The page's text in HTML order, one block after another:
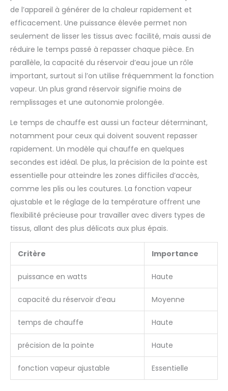
à sec pour une finition
parfaite ou mode vapeur
(0,4 g/poussée) pour les
plis tenaces. Son
réservoir caché de 50
mL en fait un
défroisseur pratique
pour tous les textiles. La
semelle en titane glisse
sur soie, coton et lin
comme un fer à
repasser couture haut
de gamme. Des
Ultra-Compact – L’Allié
des Voyageurs &
Créatifs: Avec seulement
0,33 kg et une poignée
pliable, ce mini fer à
repasser tient dans un
sac à main. Son format
mini le rend
indispensable pour les
voyages, les
déplacements pro ou les
petits espaces. Tout
aussi efficace qu’un
défroisseur vertical,
mais bien plus compact
plaque en titane de ce
même sur les zones
un steamer clothes haut
sans quitter chez soi !
de l’appareil à générer de la chaleur rapidement et
efficacement. Une puissance élevée permet non
seulement de lisser les tissus avec facilité, mais aussi de
réduire le temps passé à repasser chaque pièce. En
parallèle, la capacité du réservoir d’eau joue un rôle
important, surtout si l’on utilise fréquemment la fonction
vapeur. Un plus grand réservoir signifie moins de
remplissages et une autonomie prolongée.
Le temps de chauffe est aussi un facteur déterminant,
notamment pour ceux qui doivent souvent repasser
rapidement. Un modèle qui chauffe en quelques
secondes est idéal. De plus, la précision de la pointe est
essentielle pour atteindre les zones difficiles d’accès,
comme les plis ou les coutures. La fonction vapeur
ajustable et le réglage de la température offrent une
flexibilité précieuse pour travailler avec divers types de
tissus, allant des plus délicats aux plus épais.
Critère Importance
puissance en watts Haute
capacité du réservoir d’eau Moyenne
temps de chauffe Haute
précision de la pointe Haute
fonction vapeur ajustable Essentielle